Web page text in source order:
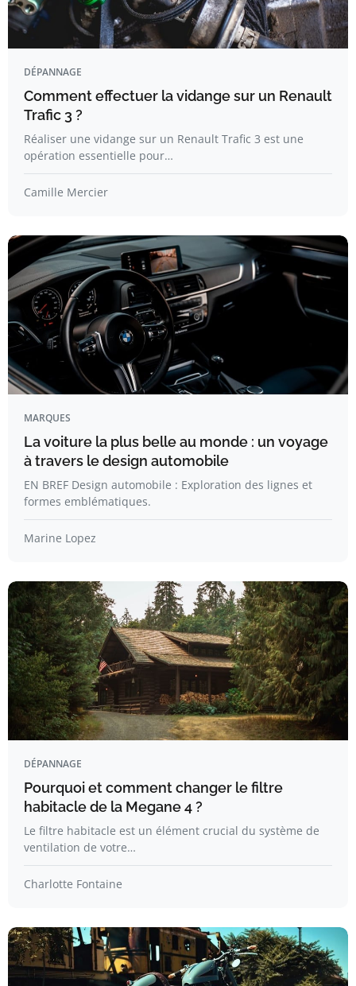
DÉPANNAGE
Comment effectuer la vidange sur un Renault
Trafic 3 ?
Réaliser une vidange sur un Renault Trafic 3 est une
opération essentielle pour…
Camille Mercier
MARQUES
La voiture la plus belle au monde : un voyage
à travers le design automobile
EN BREF Design automobile : Exploration des lignes et
formes emblématiques.
Marine Lopez
DÉPANNAGE
Pourquoi et comment changer le filtre
habitacle de la Megane 4 ?
Le filtre habitacle est un élément crucial du système de
ventilation de votre…
Charlotte Fontaine